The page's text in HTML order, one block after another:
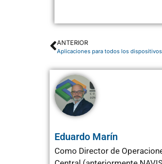
ANTERIOR
Aplicaciones para todos los
Eduardo Marín
Como Director de